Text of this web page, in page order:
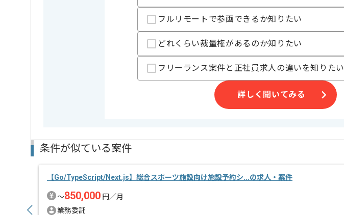
Rubyでの開発経験を活かすことができます。
複数案件を保有している企業ですので、
ご経験と実績に応じてスライド案件のご提案も差し上げる場合がございます。
新しいアイディアや技術を積極的に導入し、
経験豊富なエンジニアと成長が出来る環境でございます。
スキルアップされたい方、長期的に参画されたい方にオススメの案件です。
基本的には一部リモート作業を見込んでおります。
フルリモートで参画できるか知りたい
どれくらい裁量権があるのか知りたい
フリーランス案件と正社員求人の違いを知りたい
詳しく聞いてみる
条件が似ている案件
【Go/TypeScript/Next.js】総合スポーツ施設向け施設予約シ...の求人・案件
〜850,000 円／月
業務委託